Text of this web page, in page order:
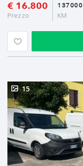
€ 16.800
Prezzo
137000
KM
15